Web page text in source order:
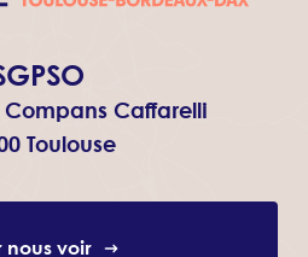
Caffarelli
Toulouse
nous voir